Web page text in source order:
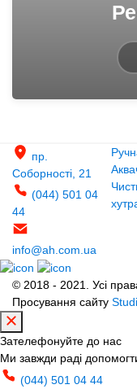
пр.
Соборності, 21
(044) 501 04
44
info@ah.com.ua
© 2018 - 2021. Усі
Просування сайту
Зателефонуйте до нас
Ми завжди раді
(044) 501 04 44